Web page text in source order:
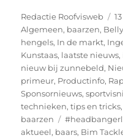
Auteur
Redactie Roofvisweb
Algemeen, baarzen,
hengels, In de markt,
Kunstaas, laatste nieuws,
nieuw bij zunnebeld,
primeur, Productinfo,
Sponsornieuws,
technieken,tips en tricks
baarzen
Tags
aktueel, baars, Bim